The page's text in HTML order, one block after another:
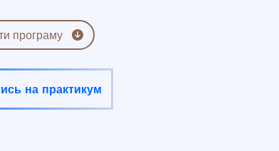
програму
на практикум